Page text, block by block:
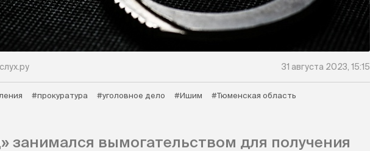
31 августа 2023, 15:15
#прокуратура #уголовное дело #Ишим #Тюменская область
занимался вымогательством для получения